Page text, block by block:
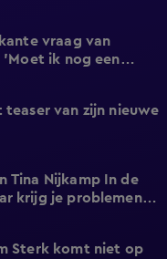
vraag van
'Moet ik nog een
van zijn nieuwe
Tina Nijkamp In de
krijg je problemen
Sterk komt niet op